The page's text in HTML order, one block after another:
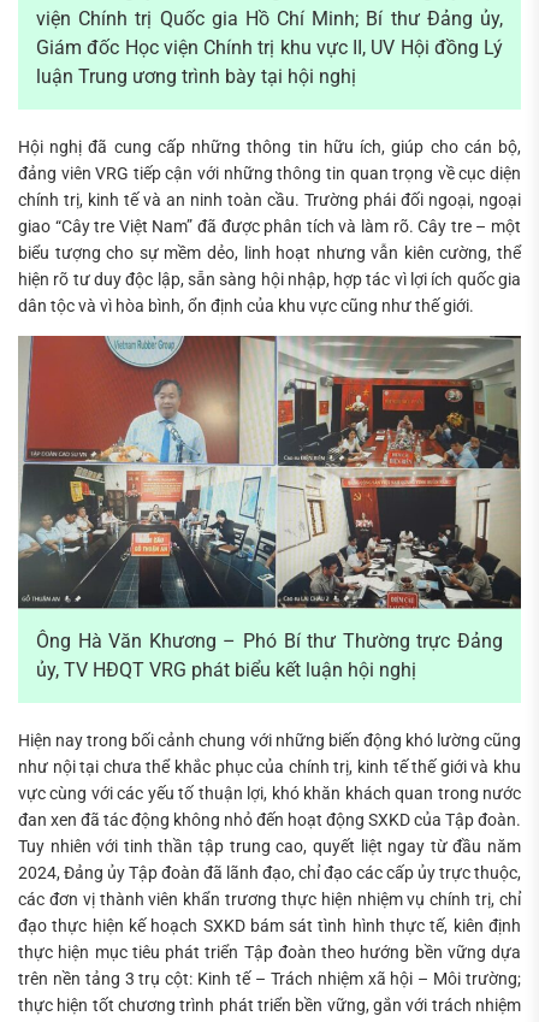
viện Chính trị Quốc gia Hồ Chí Minh; Bí thư Đảng ủy,
Giám đốc Học viện Chính trị khu vực II, UV Hội đồng Lý
luận Trung ương trình bày tại hội nghị
Hội nghị đã cung cấp những thông tin hữu ích, giúp cho cán bộ,
đảng viên VRG tiếp cận với những thông tin quan trọng về cục diện
chính trị, kinh tế và an ninh toàn cầu. Trường phái đối ngoại, ngoại
giao “Cây tre Việt Nam” đã được phân tích và làm rõ. Cây tre – một
biểu tượng cho sự mềm dẻo, linh hoạt nhưng vẫn kiên cường, thể
hiện rõ tư duy độc lập, sẵn sàng hội nhập, hợp tác vì lợi ích quốc gia
dân tộc và vì hòa bình, ổn định của khu vực cũng như thế giới.
Ông Hà Văn Khương – Phó Bí thư Thường trực Đảng
ủy, TV HĐQT VRG phát biểu kết luận hội nghị
Hiện nay trong bối cảnh chung với những biến động khó lường cũng
như nội tại chưa thể khắc phục của chính trị, kinh tế thế giới và khu
vực cùng với các yếu tố thuận lợi, khó khăn khách quan trong nước
đan xen đã tác động không nhỏ đến hoạt động SXKD của Tập đoàn.
Tuy nhiên với tinh thần tập trung cao, quyết liệt ngay từ đầu năm
2024, Đảng ủy Tập đoàn đã lãnh đạo, chỉ đạo các cấp ủy trực thuộc,
các đơn vị thành viên khẩn trương thực hiện nhiệm vụ chính trị, chỉ
đạo thực hiện kế hoạch SXKD bám sát tình hình thực tế, kiên định
thực hiện mục tiêu phát triển Tập đoàn theo hướng bền vững dựa
trên nền tảng 3 trụ cột: Kinh tế – Trách nhiệm xã hội – Môi trường;
thực hiện tốt chương trình phát triển bền vững, gắn với trách nhiệm